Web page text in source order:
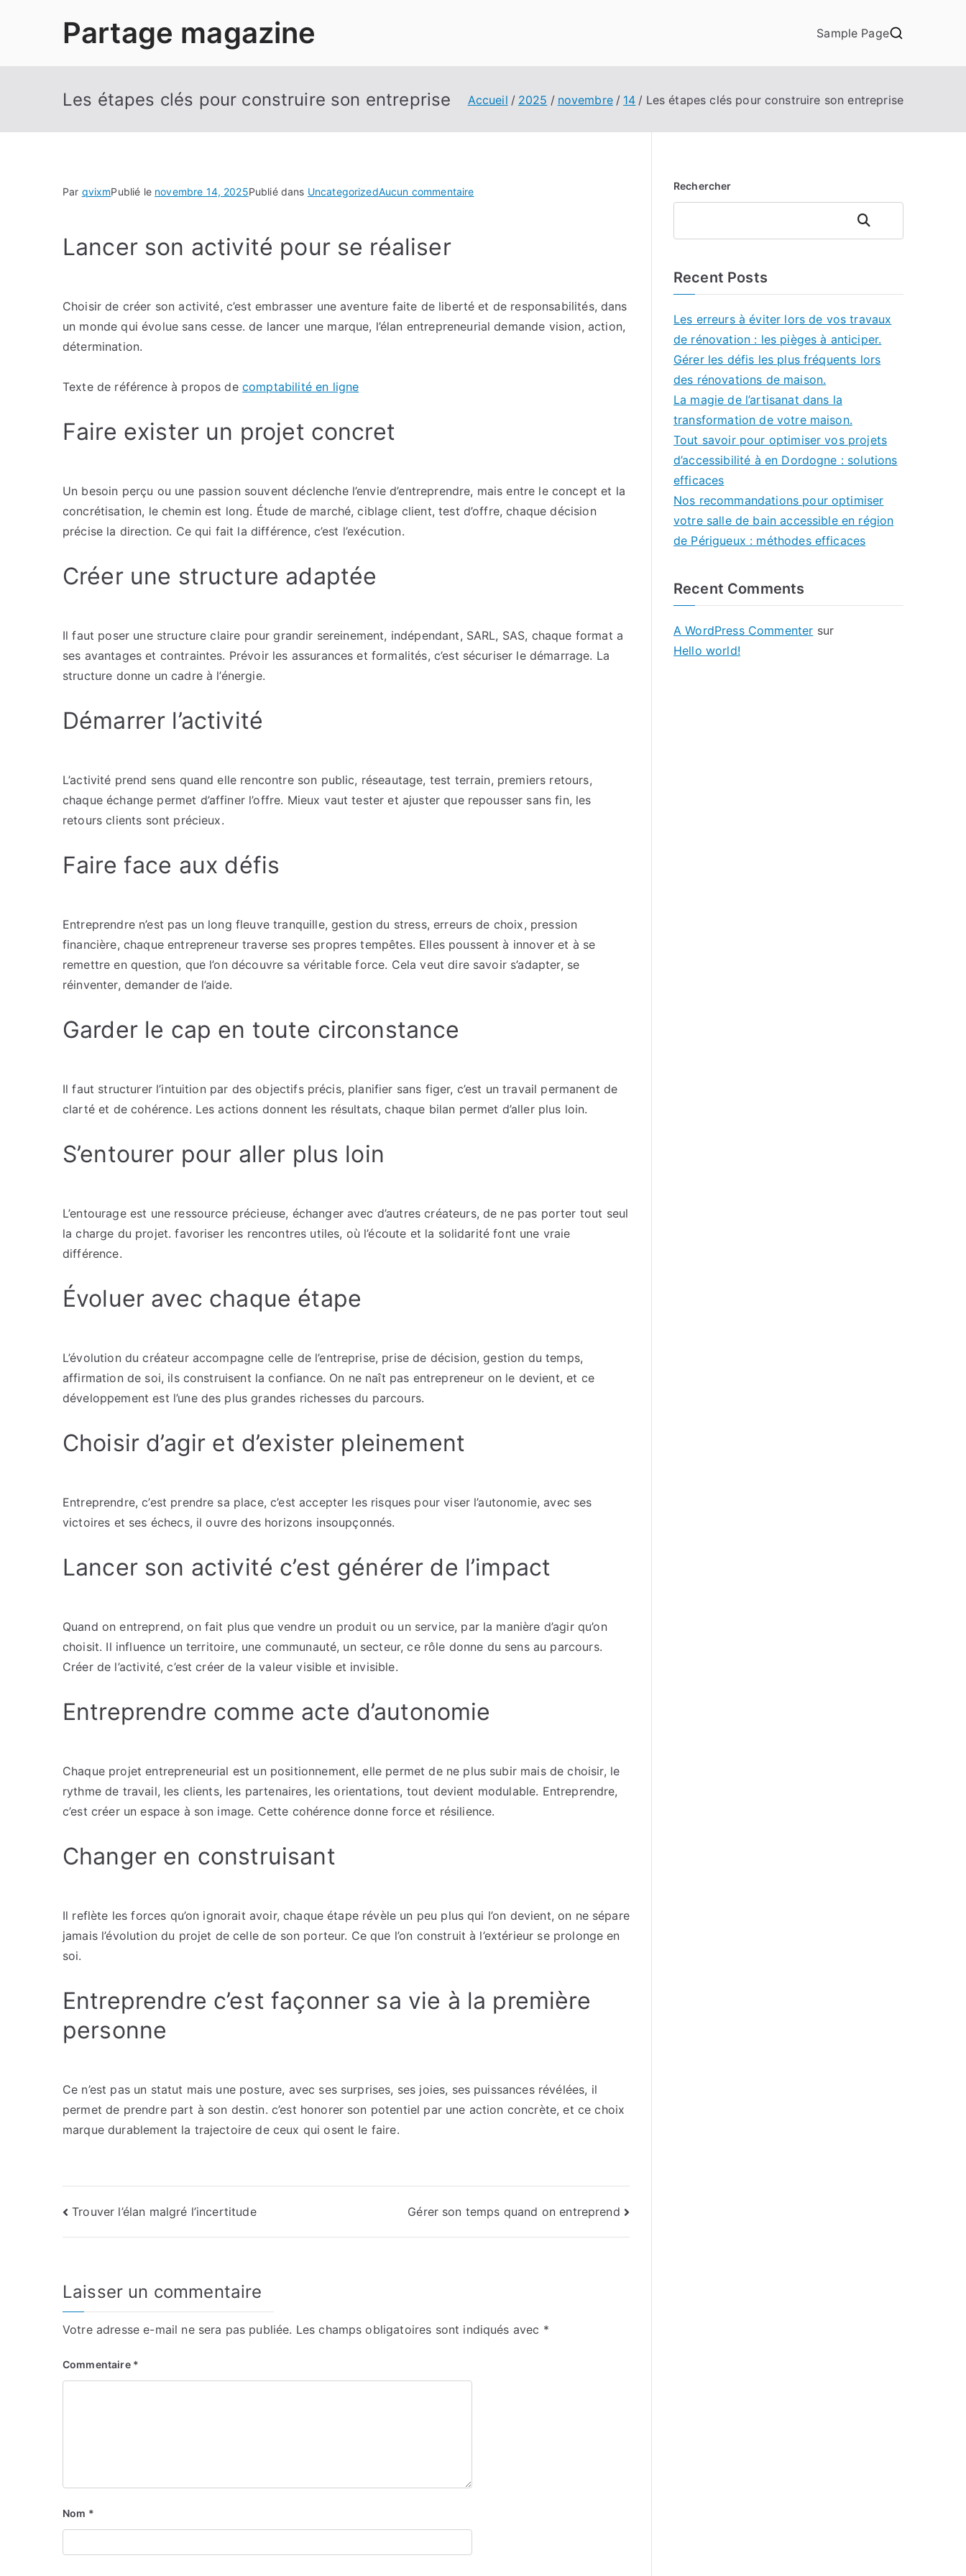
Partage magazine Sample Page
Les étapes clés pour construire son entreprise Accueil 2025 novembre 14 Les étapes clés pour construire son entreprise
Par qvixmPublié le novembre 14, 2025Publié dans UncategorizedAucun commentairesur
Lancer son activité pour se réaliser
Choisir de créer son activité, c’est embrasser une aventure faite de liberté et de responsabilités, dans
un monde qui évolue sans cesse. de lancer une marque, l’élan entrepreneurial demande vision, action,
détermination.
Texte de référence à propos de comptabilité en ligne
Faire exister un projet concret
Un besoin perçu ou une passion souvent déclenche l’envie d’entreprendre, mais entre le concept et la
concrétisation, le chemin est long. Étude de marché, ciblage client, test d’offre, chaque décision
précise la direction. Ce qui fait la différence, c’est l’exécution.
Créer une structure adaptée
Il faut poser une structure claire pour grandir sereinement, indépendant, SARL, SAS, chaque format a
ses avantages et contraintes. Prévoir les assurances et formalités, c’est sécuriser le démarrage. La
structure donne un cadre à l’énergie.
Démarrer l’activité
L’activité prend sens quand elle rencontre son public, réseautage, test terrain, premiers retours,
chaque échange permet d’affiner l’offre. Mieux vaut tester et ajuster que repousser sans fin, les
retours clients sont précieux.
Faire face aux défis
Entreprendre n’est pas un long fleuve tranquille, gestion du stress, erreurs de choix, pression
financière, chaque entrepreneur traverse ses propres tempêtes. Elles poussent à innover et à se
remettre en question, que l’on découvre sa véritable force. Cela veut dire savoir s’adapter, se
réinventer, demander de l’aide.
Garder le cap en toute circonstance
Il faut structurer l’intuition par des objectifs précis, planifier sans figer, c’est un travail permanent de
clarté et de cohérence. Les actions donnent les résultats, chaque bilan permet d’aller plus loin.
S’entourer pour aller plus loin
L’entourage est une ressource précieuse, échanger avec d’autres créateurs, de ne pas porter tout seul
la charge du projet. favoriser les rencontres utiles, où l’écoute et la solidarité font une vraie
différence.
Évoluer avec chaque étape
L’évolution du créateur accompagne celle de l’entreprise, prise de décision, gestion du temps,
affirmation de soi, ils construisent la confiance. On ne naît pas entrepreneur on le devient, et ce
développement est l’une des plus grandes richesses du parcours.
Choisir d’agir et d’exister pleinement
Entreprendre, c’est prendre sa place, c’est accepter les risques pour viser l’autonomie, avec ses
victoires et ses échecs, il ouvre des horizons insoupçonnés.
Lancer son activité c’est générer de l’impact
Quand on entreprend, on fait plus que vendre un produit ou un service, par la manière d’agir qu’on
choisit. Il influence un territoire, une communauté, un secteur, ce rôle donne du sens au parcours.
Créer de l’activité, c’est créer de la valeur visible et invisible.
Entreprendre comme acte d’autonomie
Chaque projet entrepreneurial est un positionnement, elle permet de ne plus subir mais de choisir, le
rythme de travail, les clients, les partenaires, les orientations, tout devient modulable. Entreprendre,
c’est créer un espace à son image. Cette cohérence donne force et résilience.
Changer en construisant
Il reflète les forces qu’on ignorait avoir, chaque étape révèle un peu plus qui l’on devient, on ne sépare
jamais l’évolution du projet de celle de son porteur. Ce que l’on construit à l’extérieur se prolonge en
soi.
Entreprendre c’est façonner sa vie à la première
personne
Ce n’est pas un statut mais une posture, avec ses surprises, ses joies, ses puissances révélées, il
permet de prendre part à son destin. c’est honorer son potentiel par une action concrète, et ce choix
marque durablement la trajectoire de ceux qui osent le faire.
Navigation
de
Trouver l’élan malgré l’incertitude Gérer son temps quand on entreprend
Laisser un commentaire
Votre adresse e-mail ne sera pas publiée. Les champs obligatoires sont indiqués avec *
Commentaire *
Nom *
Rechercher
Rechercher
Recent Posts
Les erreurs à éviter lors de vos travaux
de rénovation : les pièges à anticiper.
Gérer les défis les plus fréquents lors
des rénovations de maison.
La magie de l’artisanat dans la
transformation de votre maison.
Tout savoir pour optimiser vos projets
d’accessibilité à en Dordogne : solutions
efficaces
Nos recommandations pour optimiser
votre salle de bain accessible en région
de Périgueux : méthodes efficaces
Recent Comments
A WordPress Commenter sur
Hello world!